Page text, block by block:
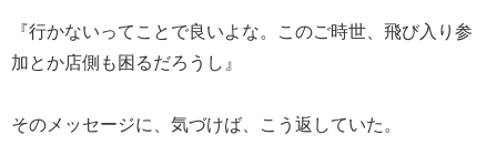
『行かないってことで良いよな。このご時世、飛び入り参
加とか店側も困るだろうし』
そのメッセージに、気づけば、こう返していた。